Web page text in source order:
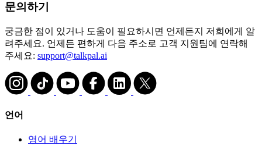
문의하기
궁금한 점이 있거나 도움이 필요하시면 언제든지 저희에게 알
려주세요. 언제든 편하게 다음 주소로 고객 지원팀에 연락해
주세요: support@talkpal.ai
언어
영어 배우기